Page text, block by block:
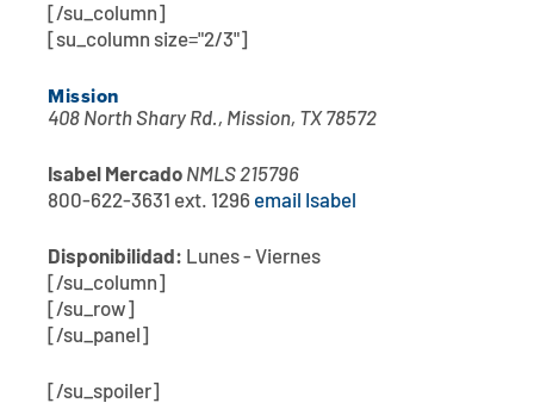
[/su_column]
[su_column size="2/3"]
Mission
408 North Shary Rd., Mission, TX 78572
Isabel Mercado NMLS 215796
800-622-3631 ext. 1296 email Isabel
Disponibilidad: Lunes - Viernes
[/su_column]
[/su_row]
[/su_panel]
[/su_spoiler]